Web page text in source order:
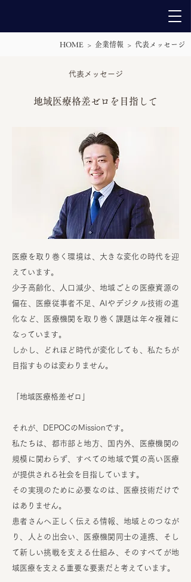
HOME > 企業情報 > 代表メッセージ
代表メッセージ
地域医療格差ゼロを目指して
医療を取り巻く環境は、大きな変化の時代を迎
えています。
少子高齢化、人口減少、地域ごとの医療資源の
偏在、医療従事者不足、AIやデジタル技術の進
化など、医療機関を取り巻く課題は年々複雑に
なっています。
しかし、どれほど時代が変化しても、私たちが
目指すものは変わりません。
「地域医療格差ゼロ」
それが、DEPOCのMissionです。
私たちは、都市部と地方、国内外、医療機関の
規模に関わらず、すべての地域で質の高い医療
が提供される社会を目指しています。
その実現のために必要なのは、医療技術だけで
はありません。
患者さんへ正しく伝える情報、地域とのつなが
り、人との出会い、医療機関同士の連携、そし
て新しい挑戦を支える仕組み、そのすべてが地
域医療を支える重要な要素だと考えています。